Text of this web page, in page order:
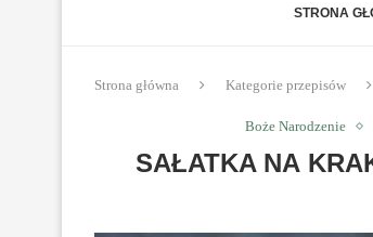
STRONA
Strona główna Kategorie przepisów
Boże Narodzenie
SAŁATKA NA